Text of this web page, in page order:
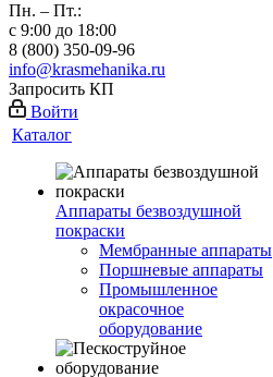
Пн. – Пт.:
с 9:00 до 18:00
8 (800) 350-09-96
info@krasmehanika.ru
Запросить КП
Войти
Каталог
Аппараты безвоздушной
покраски
Мембранные аппараты
Поршневые аппараты
Промышленное
окрасочное
оборудование